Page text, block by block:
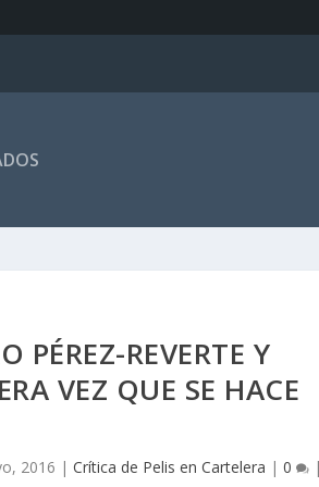
PÉREZ-REVERTE Y
VEZ QUE SE HACE
2016 |Crítica de Pelis en Cartelera |0